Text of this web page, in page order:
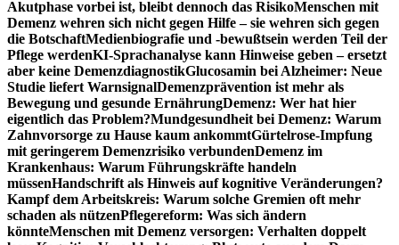
Akutphase vorbei ist, bleibt dennoch das RisikoMenschen mit
Demenz wehren sich nicht gegen Hilfe – sie wehren sich gegen
die BotschaftMedienbiografie und -bewußtsein werden Teil der
Pflege werdenKI-Sprachanalyse kann Hinweise geben – ersetzt
aber keine DemenzdiagnostikGlucosamin bei Alzheimer: Neue
Studie liefert WarnsignalDemenzprävention ist mehr als
Bewegung und gesunde ErnährungDemenz: Wer hat hier
eigentlich das Problem?Mundgesundheit bei Demenz: Warum
Zahnvorsorge zu Hause kaum ankommtGürtelrose-Impfung
mit geringerem Demenzrisiko verbundenDemenz im
Krankenhaus: Warum Führungskräfte handeln
müssenHandschrift als Hinweis auf kognitive Veränderungen?
Kampf dem Arbeitskreis: Warum solche Gremien oft mehr
schaden als nützenPflegereform: Was sich ändern
könnteMenschen mit Demenz versorgen: Verhalten doppelt